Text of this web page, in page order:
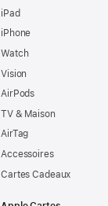
iPad
iPhone
Watch
Vision
AirPods
TV & Maison
AirTag
Accessoires
Cartes Cadeaux